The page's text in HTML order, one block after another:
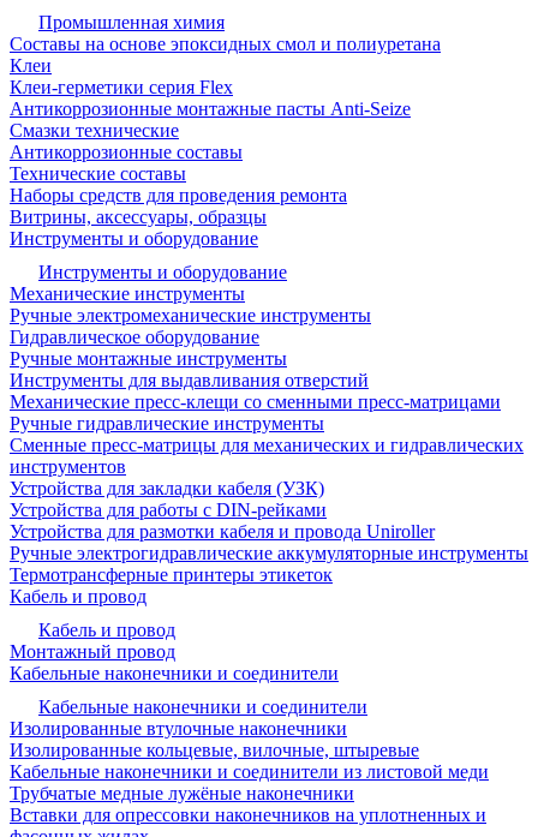
Промышленная химия
Составы на основе эпоксидных смол и полиуретана
Клеи
Клеи-герметики серия Flex
Антикоррозионные монтажные пасты Anti-Seize
Смазки технические
Антикоррозионные составы
Технические составы
Наборы средств для проведения ремонта
Витрины, аксессуары, образцы
Инструменты и оборудование
Инструменты и оборудование
Механические инструменты
Ручные электромеханические инструменты
Гидравлическое оборудование
Ручные монтажные инструменты
Инструменты для выдавливания отверстий
Механические пресс-клещи со сменными пресс-матрицами
Ручные гидравлические инструменты
Сменные пресс-матрицы для механических и гидравлических
инструментов
Устройства для закладки кабеля (УЗК)
Устройства для работы с DIN-рейками
Устройства для размотки кабеля и провода Uniroller
Ручные электрогидравлические аккумуляторные инструменты
Термотрансферные принтеры этикеток
Кабель и провод
Кабель и провод
Монтажный провод
Кабельные наконечники и соединители
Кабельные наконечники и соединители
Изолированные втулочные наконечники
Изолированные кольцевые, вилочные, штыревые
Кабельные наконечники и соединители из листовой меди
Трубчатые медные лужёные наконечники
Вставки для опрессовки наконечников на уплотненных и